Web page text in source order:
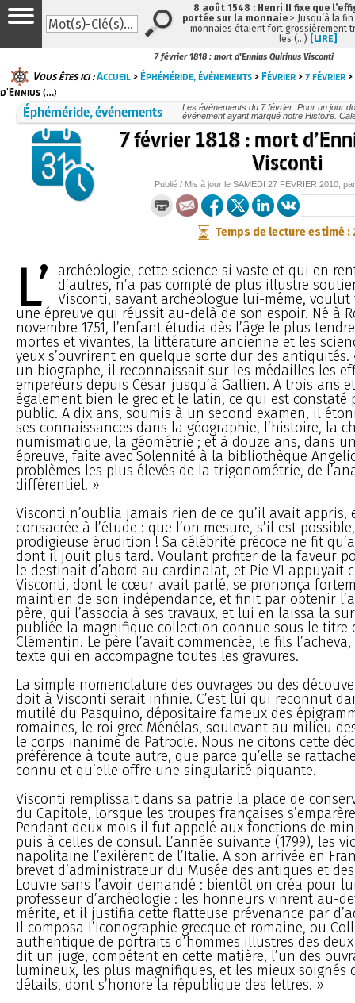
7 février 1818 : mort d'Ennius Quirinus Visconti
Vous êtes ici :Accueil >Éphéméride, événements >Février >7 février
d'Ennius (…)
Éphéméride, événements
Les événements du 7 février. Pour un jour
événement ayant marqué notre Histoire.
7 février 1818 : mort
Visconti
Publié / Mis à jour le SAMEDI 27 FÉVRIER 2010,
Temps de lecture estimé :
L’ archéologie, cette science si vaste et qui en
d’autres, n’a pas compté de plus illustre
Visconti, savant archéologue lui-même,
une épreuve qui réussit au-delà de son espoir. Né à
novembre 1751, l’enfant étudia dès l’âge le plus
mortes et vivantes, la littérature ancienne et les
yeux s’ouvrirent en quelque sorte dur des antiquités.
un biographe, il reconnaissait sur les médailles les
empereurs depuis César jusqu’à Gallien. A trois ans
également bien le grec et le latin, ce qui est constaté
public. A dix ans, soumis à un second examen, il
ses connaissances dans la géographie, l’histoire, la
numismatique, la géométrie ; et à douze ans, dans
épreuve, faite avec Solennité à la bibliothèque
problèmes les plus élevés de la trigonométrie, de
différentiel. »
Visconti n’oublia jamais rien de ce qu’il avait appris,
consacrée à l’étude : que l’on mesure, s’il est
prodigieuse érudition ! Sa célébrité précoce ne fit
dont il jouit plus tard. Voulant profiter de la faveur
le destinait d’abord au cardinalat, et Pie VI appuyait
Visconti, dont le cœur avait parlé, se prononça
maintien de son indépendance, et finit par obtenir
père, qui l’associa à ses travaux, et lui en laissa la
publiée la magnifique collection connue sous le titre
Clémentin. Le père l’avait commencée, le fils
texte qui en accompagne toutes les gravures.
La simple nomenclature des ouvrages ou des
doit à Visconti serait infinie. C’est lui qui reconnut
mutilé du Pasquino, dépositaire fameux des
romaines, le roi grec Ménélas, soulevant au milieu
le corps inanimé de Patrocle. Nous ne citons cette
préférence à toute autre, que parce qu’elle se
connu et qu’elle offre une singularité piquante.
Visconti remplissait dans sa patrie la place de
du Capitole, lorsque les troupes françaises
Pendant deux mois il fut appelé aux fonctions de
puis à celles de consul. L’année suivante (1799), les
napolitaine l’exilèrent de l’Italie. A son arrivée en
brevet d’administrateur du Musée des antiques et
Louvre sans l’avoir demandé : bientôt on créa pour
professeur d’archéologie : les honneurs vinrent au-
mérite, et il justifia cette flatteuse prévenance par
Il composa l’Iconographie grecque et romaine, ou
authentique de portraits d’hommes illustres des deux
dit un juge, compétent en cette matière, l’un des
lumineux, les plus magnifiques, et les mieux soignés
détails, dont s’honore la république des lettres. »
8 août 1548 : Henri II fixe que
portée sur la monnaie > Jusqu’à la
monnaies étaient fort grossièrement
les (…) [LIRE]